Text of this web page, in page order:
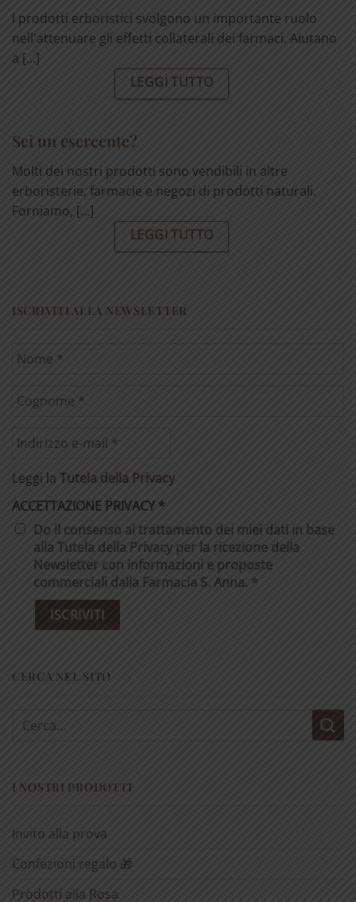
I prodotti erboristici svolgono un importante ruolo
nell'attenuare gli effetti collaterali dei farmaci. Aiutano
a [...]
LEGGI TUTTO
Sei un esercente?
Molti dei nostri prodotti sono vendibili in altre
erboristerie, farmacie e negozi di prodotti naturali.
Forniamo, [...]
LEGGI TUTTO
ISCRIVITI ALLA NEWSLETTER
Leggi la Tutela della Privacy
ACCETTAZIONE PRIVACY*
Do il consenso al trattamento dei miei dati in base
alla Tutela della Privacy per la ricezione della
Newsletter con informazioni e proposte
commerciali dalla Farmacia S. Anna. *
CERCA NEL SITO
Cerca:
I NOSTRI PRODOTTI
Invito alla prova
Confezioni regalo 🎁
Prodotti alla Rosa